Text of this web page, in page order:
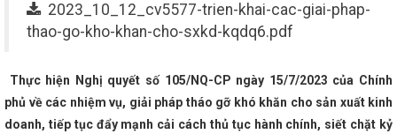
Tĩnh
HÀ TĨNH TRIỂN KHAI CHƯƠNG TRÌNH HÀNH ĐỘNG QUỐC
BỀN VỮNG GIAI ĐOẠN 2026 - 2030
Hà Tĩnh kêu gọi người
nhiệm kỳ 2021-2026
Toàn văn phát biểu khai mạc Hội nghị
Tô Lâm
Thủ tướng Phạm Minh Chính kết thúc tốt đẹp chuyến
Độ
Sáng nay Quốc hội chốt mô hình chính quyền địa phương và
thành lập công ty sản xuất thép VinMetal tại Hà Tĩnh, đầu tư
2023_10_12_cv5577-trien-khai-cac-giai-phap-
thao-go-kho-khan-cho-sxkd-kqdq6.pdf
Thực hiện Nghị quyết số 105/NQ-CP ngày 15/7/2023 của Chính
phủ về các nhiệm vụ, giải pháp tháo gỡ khó khăn cho sản xuất kinh
doanh, tiếp tục đẩy mạnh cải cách thủ tục hành chính, siết chặt kỷ